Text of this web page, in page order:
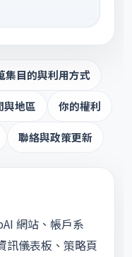
集目的與利用方式
與地區 你的權利
聯絡與政策更新
網站、帳戶系
訊儀表板、策略頁